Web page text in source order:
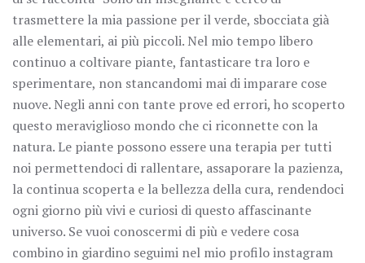
trasmettere la mia passione per il verde, sbocciata già
alle elementari, ai più piccoli. Nel mio tempo libero
continuo a coltivare piante, fantasticare tra loro e
sperimentare, non stancandomi mai di imparare cose
nuove. Negli anni con tante prove ed errori, ho scoperto
questo meraviglioso mondo che ci riconnette con la
natura. Le piante possono essere una terapia per tutti
noi permettendoci di rallentare, assaporare la pazienza,
la continua scoperta e la bellezza della cura, rendendoci
ogni giorno più vivi e curiosi di questo affascinante
universo. Se vuoi conoscermi di più e vedere cosa
combino in giardino seguimi nel mio profilo instagram